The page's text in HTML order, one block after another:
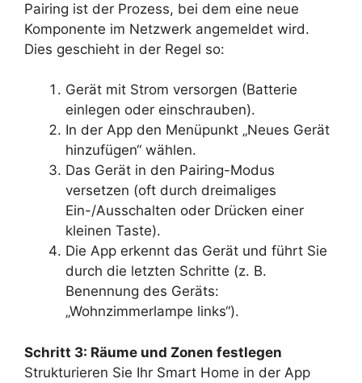
Pairing ist der Prozess, bei dem eine neue
Komponente im Netzwerk angemeldet wird.
Dies geschieht in der Regel so:
Gerät mit Strom versorgen (Batterie
einlegen oder einschrauben).
In der App den Menüpunkt „Neues Gerät
hinzufügen“ wählen.
Das Gerät in den Pairing-Modus
versetzen (oft durch dreimaliges
Ein-/Ausschalten oder Drücken einer
kleinen Taste).
Die App erkennt das Gerät und führt Sie
durch die letzten Schritte (z. B.
Benennung des Geräts:
„Wohnzimmerlampe links“).
Schritt 3: Räume und Zonen festlegen
Strukturieren Sie Ihr Smart Home in der App